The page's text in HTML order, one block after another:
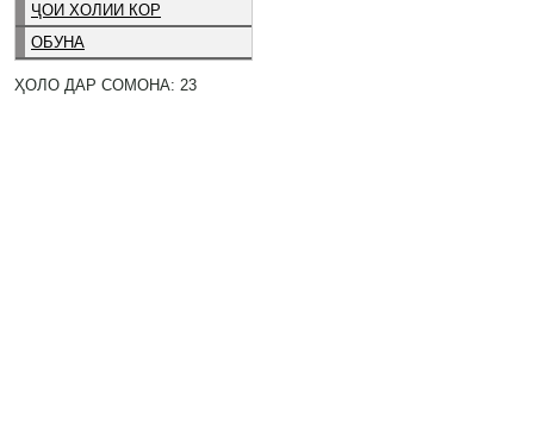
ҶОИ ХОЛИИ КОР
ОБУНА
ҲОЛО ДАР СОМОНА: 23